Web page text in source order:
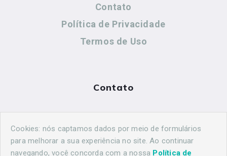
Contato
Política de Privacidade
Termos de Uso
Contato
maringahistorica@gmail.com
Cookies: nós captamos dados por meio de formulários
para melhorar a sua experiência no site. Ao continuar
navegando, você concorda com a nossa Política de